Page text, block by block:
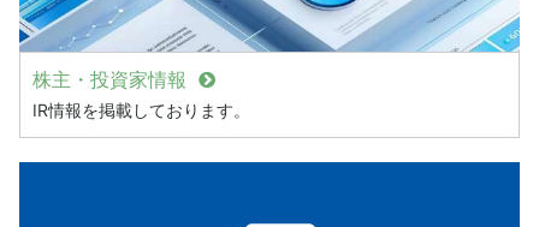
株主・投資家情報
IR情報を掲載しております。